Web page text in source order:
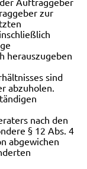
zur
herauszugeben
sind
abzuholen.
nach den
§ 12 Abs. 4
abgewichen